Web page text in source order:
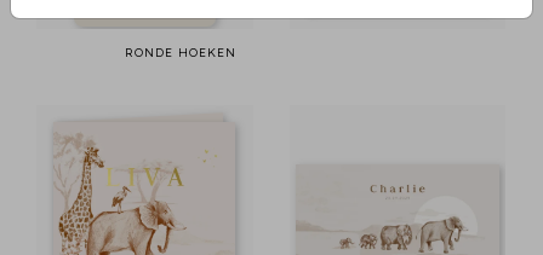
RONDE HOEKEN